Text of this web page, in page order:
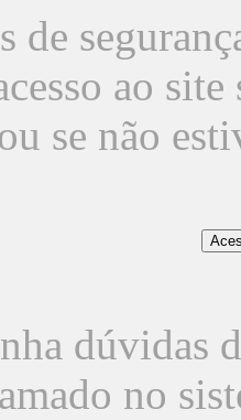
de
ao
se não
dúvidas
no